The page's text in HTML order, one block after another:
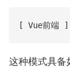
这种模式具备